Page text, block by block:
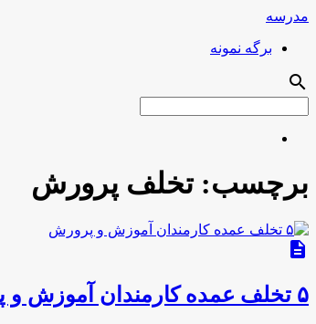
مدرسه
برگه نمونه
search
برچسب:تخلف پرورش
description
۵ تخلف عمده کارمندان آموزش‌ و پرورش